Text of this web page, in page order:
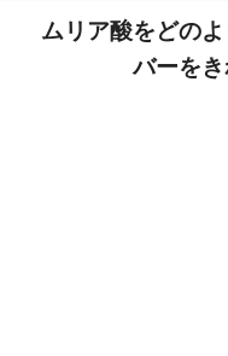
ムリア酸をどの
バーを